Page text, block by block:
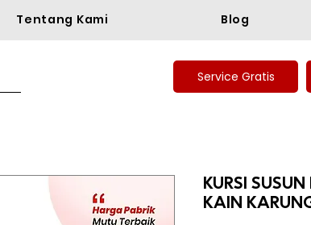
Tentang Kami Blog
Service Gratis
KURSI
KAIN